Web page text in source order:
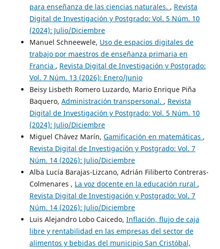
para enseñanza de las ciencias naturales. , Revista
Digital de Investigación y Postgrado: Vol. 5 Núm. 10
(2024): Julio/Diciembre
Manuel Schneewele, Uso de espacios digitales de
trabajo por maestros de enseñanza primaria en
Francia , Revista Digital de Investigación y Postgrado:
Vol. 7 Núm. 13 (2026): Enero/Junio
Beisy Lisbeth Romero Luzardo, Mario Enrique Piña
Baquero, Administración transpersonal. , Revista
Digital de Investigación y Postgrado: Vol. 5 Núm. 10
(2024): Julio/Diciembre
Miguel Chávez Marín, Gamificación en matemáticas ,
Revista Digital de Investigación y Postgrado: Vol. 7
Núm. 14 (2026): Julio/Diciembre
Alba Lucía Barajas-Lizcano, Adrián Filiberto Contreras-
Colmenares , La voz docente en la educación rural ,
Revista Digital de Investigación y Postgrado: Vol. 7
Núm. 14 (2026): Julio/Diciembre
Luis Alejandro Lobo Caicedo, Inflación, flujo de caja
libre y rentabilidad en las empresas del sector de
alimentos y bebidas del municipio San Cristóbal,